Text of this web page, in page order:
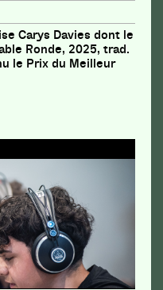
Carys Davies dont le
Ronde, 2025, trad.
le Prix du Meilleur